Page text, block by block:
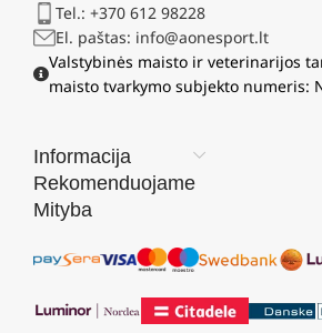
Tel.: +370 612 98228
El. paštas: info@aonesport.lt
Valstybinės maisto ir veterinarijos
maisto tvarkymo subjekto numeris:
Informacija
Rekomenduojame
Mityba